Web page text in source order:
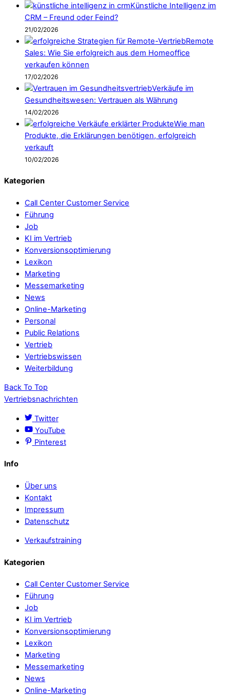
Künstliche Intelligenz im
CRM – Freund oder Feind?
21/02/2026
Remote
Sales: Wie Sie erfolgreich aus dem Homeoffice
verkaufen können
17/02/2026
Verkäufe im
Gesundheitswesen: Vertrauen als Währung
14/02/2026
Wie man
Produkte, die Erklärungen benötigen, erfolgreich
verkauft
10/02/2026
Kategorien
Call Center Customer Service
Führung
Job
KI im Vertrieb
Konversionsoptimierung
Lexikon
Marketing
Messemarketing
News
Online-Marketing
Personal
Public Relations
Vertrieb
Vertriebswissen
Weiterbildung
Back To Top
Vertriebsnachrichten
Twitter
YouTube
Pinterest
Info
Über uns
Kontakt
Impressum
Datenschutz
Verkaufstraining
Kategorien
Call Center Customer Service
Führung
Job
KI im Vertrieb
Konversionsoptimierung
Lexikon
Marketing
Messemarketing
News
Online-Marketing